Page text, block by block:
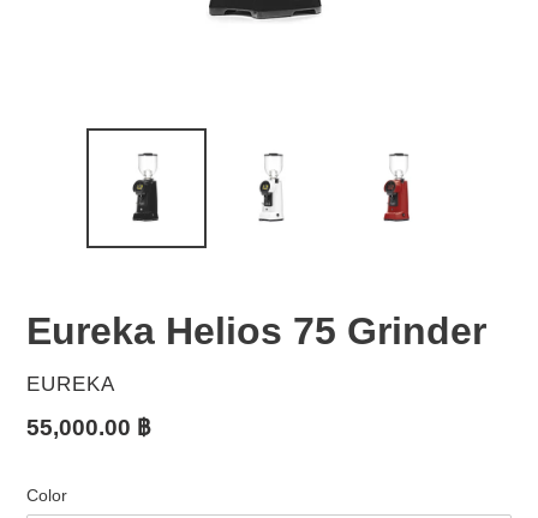
Eureka Helios 75 Grinder
ผู้
EUREKA
ราคา
55,000.00 ฿
Color